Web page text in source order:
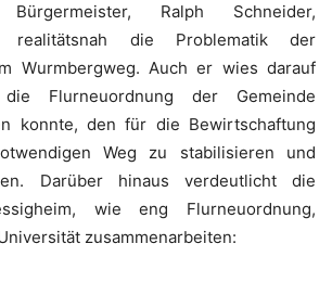
Bürgermeister, Ralph Schneider,
realitätsnah die Problematik der
Wurmbergweg. Auch er wies darauf
Flurneuordnung der Gemeinde
konnte, den für die Bewirtschaftung
Weg zu stabilisieren und
Darüber hinaus verdeutlicht die
wie eng Flurneuordnung,
zusammenarbeiten: